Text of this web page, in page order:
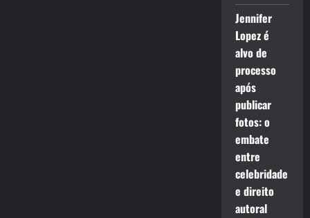
Jennifer
Lopez é
alvo de
processo
após
publicar
fotos: o
embate
entre
celebridade
e direito
autoral